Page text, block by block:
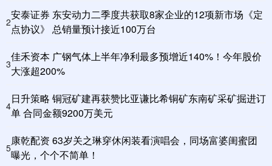
2
安泰证券 东安动力二季度共获取8家企业的12项新市场《定
点协议》 总销量预计接近100万台
3
佳禾资本 广钢气体上半年净利最多预增近140%！今年股价
大涨超200%
4
日升策略 铜冠矿建再获赞比亚谦比希铜矿东南矿采矿掘进订
单 合同金额9200万美元
5
康乾配资 63岁关之琳穿休闲装看演唱会，同场富婆闺蜜团
曝光，个个不简单！